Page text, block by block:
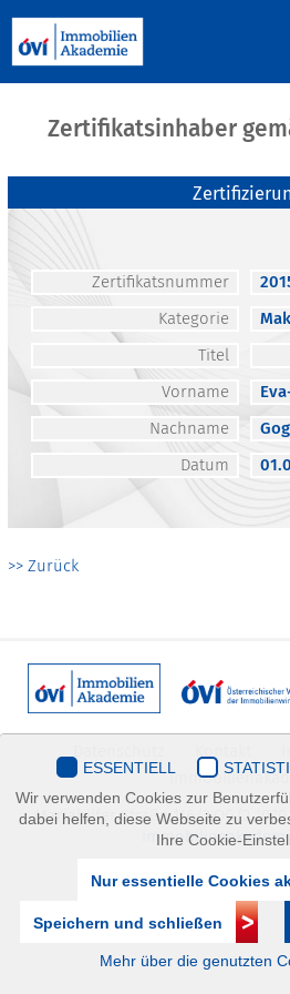
Zertifikatsinhaber
Zertifikatsnummer
Kategorie
Titel
Vorname
Nachname
Datum
>> Zurück
Mariahilfer Straße 116/2.OG/2
ESSENTIELL
Wir verwenden Cookies zur
dabei helfen, diese Webseite zu
Ihre Cookie-
Nur essentielle Cookies
Speichern und schließen
Mehr über die genutzten